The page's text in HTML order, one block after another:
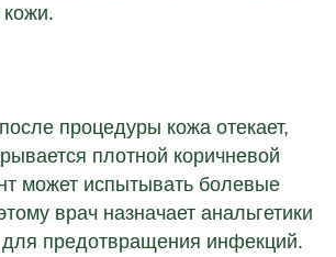
кожи.
процедуры кожа отекает,
плотной коричневой
может испытывать болевые
врач назначает анальгетики
для предотвращения инфекций.